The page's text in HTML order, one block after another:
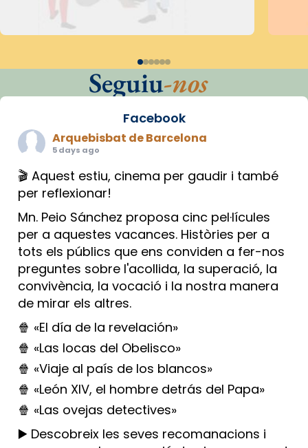
Seguiu-nos
Facebook
Arquebisbat de Barcelona
5 days ago
🎬 Aquest estiu, cinema per gaudir i també
per reflexionar!
Mn. Peio Sánchez proposa cinc pel·lícules
per a aquestes vacances. Històries per a
tots els públics que ens conviden a fer-nos
preguntes sobre l'acollida, la superació, la
convivència, la vocació i la nostra manera
de mirar els altres.
🍿 «El día de la revelación»
🍿 «Las locas del Obelisco»
🍿 «Viaje al país de los blancos»
🍿 «León XIV, el hombre detrás del Papa»
🍿 «Las ovejas detectives»
▶️ Descobreix les seves recomanacions i